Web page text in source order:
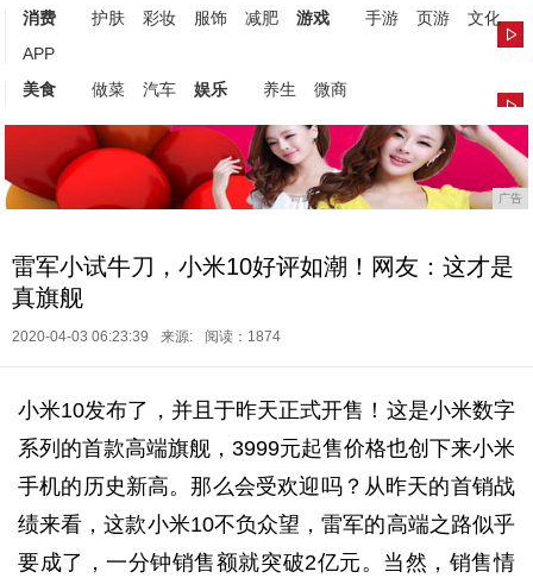
消费
护肤 彩妆 服饰 减肥 游戏 手游 页游
文化
APP
美食
做菜 汽车 娱乐 养生 微商
广告
雷军小试牛刀，小米10好评如潮！网友：这才是
真旗舰
2020-04-03 06:23:39 来源: 阅读：1874
小米10发布了，并且于昨天正式开售！这是小米数字
系列的首款高端旗舰，3999元起售价格也创下来小米
手机的历史新高。那么会受欢迎吗？从昨天的首销战
绩来看，这款小米10不负众望，雷军的高端之路似乎
要成了，一分钟销售额就突破2亿元。当然，销售情